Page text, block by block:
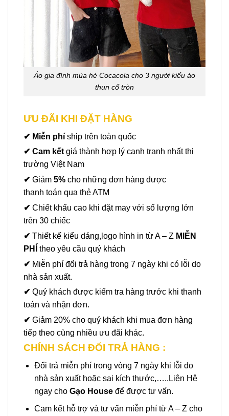
Áo gia đình mùa hè Cocacola cho 3 người kiểu áo
thun cổ tròn
ƯU ĐÃI KHI ĐẶT HÀNG
✔ Miễn phí ship trên toàn quốc
✔ Cam kếtgiá thành hợp lý cạnh tranh nhất thị
trường Việt Nam
✔ Giảm 5% cho những đơn hàng được
thanh toán qua thẻ ATM
✔ Chiết khấu cao khi đặt may với số lượng lớn
trên 30 chiếc
✔ Thiết kế kiểu dáng,logo hình in từ A – Z MIỄN
PHÍ theo yêu cầu quý khách
✔ Miễn phí đổi trả hàng trong 7 ngày khi có lỗi do
nhà sản xuất.
✔ Quý khách được kiểm tra hàng trước khi thanh
toán và nhận đơn.
✔ Giảm 20% cho quý khách khi mua đơn hàng
tiếp theo cùng nhiều ưu đãi khác.
CHÍNH SÁCH ĐỔI TRẢ HÀNG :
Đổi trả miễn phí trong vòng 7 ngày khi lỗi do
nhà sản xuất hoặc sai kích thước,…..Liên Hệ
ngay cho Gạo Houseđể được tư vấn.
Cam kết hỗ trợ và tư vấn miễn phí từ A – Z cho